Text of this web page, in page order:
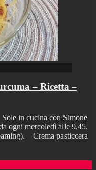
– Ricetta –
in cucina con Simone
ogni mercoledì alle 9.45,
Crema pasticcera